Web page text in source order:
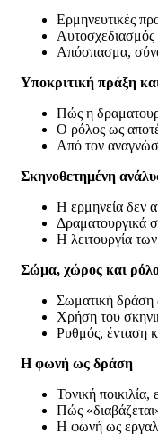
Ερμηνευτικές
Αυτοσχεδιασμός
Απόσπασμα,
Υποκριτική πράξη
Πώς η
Ο ρόλος ως
Από τον
Σκηνοθετημένη
Η ερμηνεία δεν
Δραματουργικά
Η λειτουργία
Σώμα, χώρος και
Σωματική δράση
Χρήση του
Ρυθμός, ένταση
Η φωνή ως δράση
Τονική
Πώς
Η φωνή ως